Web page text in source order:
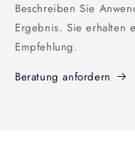
Beschreiben Sie
Ergebnis. Sie erhalten
Empfehlung.
Beratung anfordern